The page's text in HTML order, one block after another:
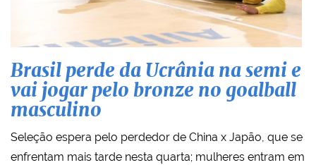
Brasil perde da Ucrânia na semi e
vai jogar pelo bronze no goalball
masculino
Seleção espera pelo perdedor de China x Japão, que se
enfrentam mais tarde nesta quarta; mulheres entram em